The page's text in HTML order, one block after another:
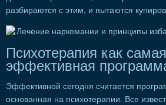
разбираются с этим, и пытаются
Психотерапия как самая
эффективная
Эффективной сегодня считается
основанная на психотерапии. Все